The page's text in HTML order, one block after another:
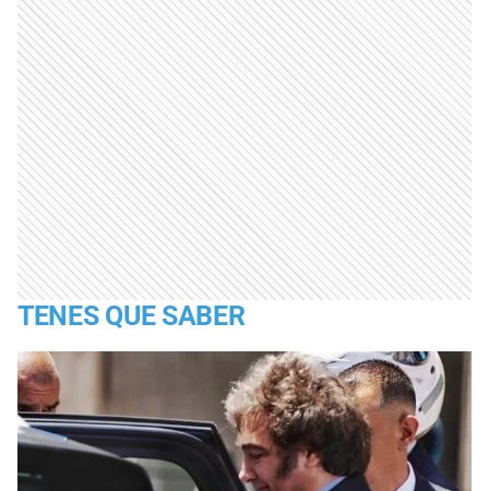
TENES QUE SABER